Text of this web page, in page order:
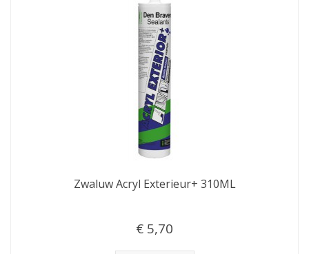
Zwaluw Acryl Exterieur+ 310ML
€ 5,70